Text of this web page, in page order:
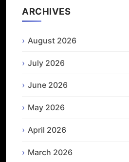
ARCHIVES
August 2026
July 2026
June 2026
May 2026
April 2026
March 2026